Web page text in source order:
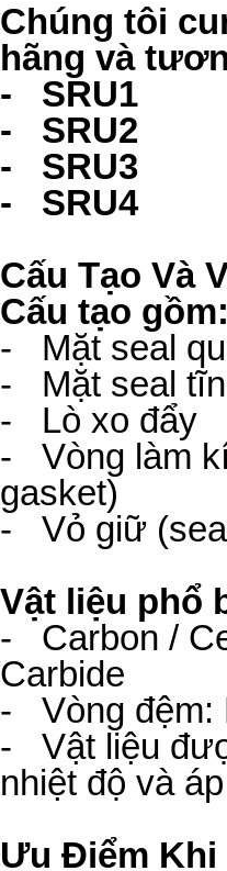
Chúng tôi
hãng và
- SRU1
- SRU2
- SRU3
- SRU4
Cấu Tạo Và
Cấu tạo
- Mặt seal
- Mặt seal
- Lò xo đẩy
- Vòng làm
gasket)
- Vỏ giữ
Vật liệu phổ
- Carbon /
Carbide
- Vòng đệm:
- Vật liệu
nhiệt độ và
Ưu Điểm Khi